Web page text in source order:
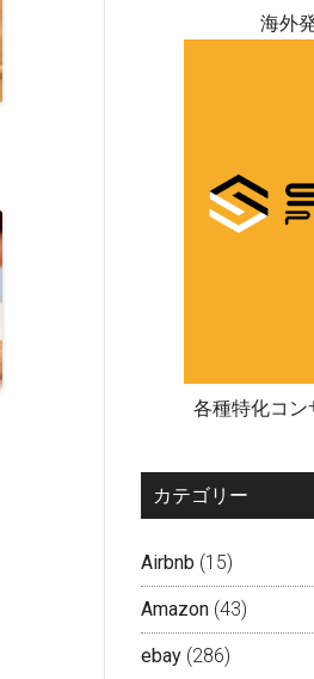
海外
各種特化コン
カテゴリー
Airbnb (15)
Amazon (43)
ebay (286)